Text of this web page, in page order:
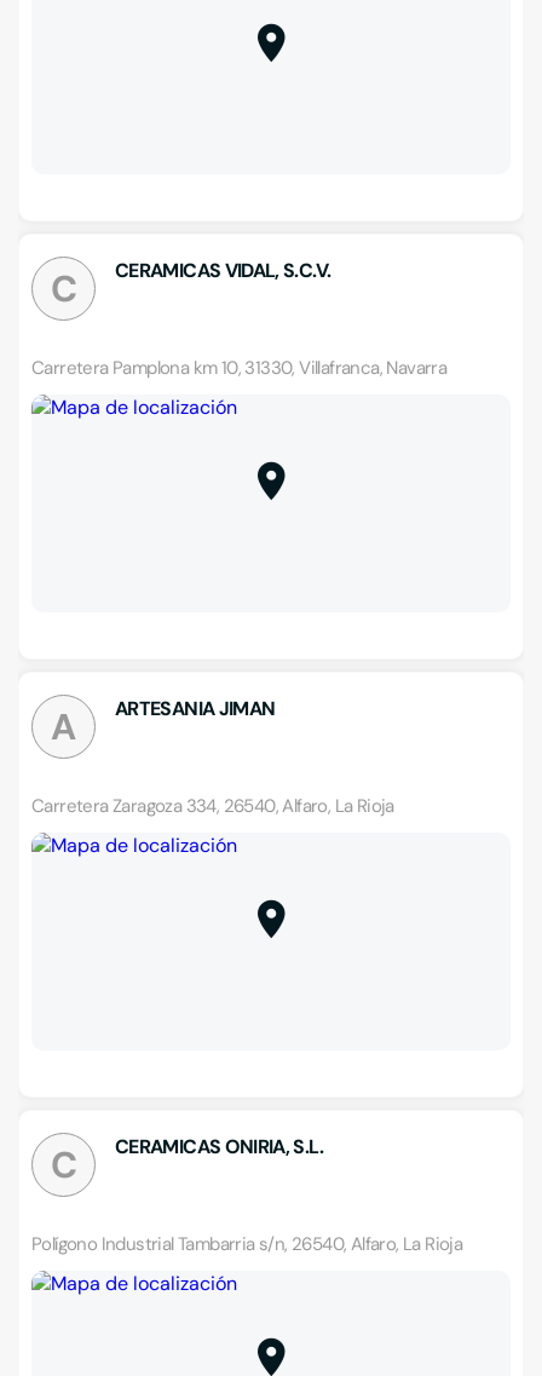
C CERAMICAS VIDAL, S.C.V.
Carretera Pamplona km 10, 31330, Villafranca, Navarra
A ARTESANIA JIMAN
Carretera Zaragoza 334, 26540, Alfaro, La Rioja
C CERAMICAS ONIRIA, S.L.
Polígono Industrial Tambarria s/n, 26540, Alfaro, La Rioja